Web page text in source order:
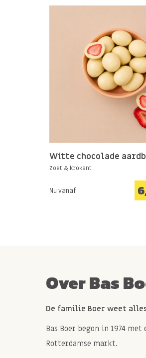
Wat maakt
Behouden hun
Zijn heerlijk
Bevatten geen
Hebben een
Witte chocolade
Zoet & krokant
Nu vanaf:
Over Bas
De familie Boer weet
Bas Boer begon in 1974
Rotterdamse markt.